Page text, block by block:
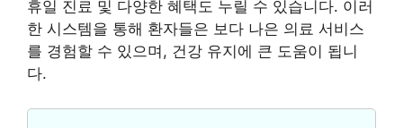
휴일 진료 및 다양한 혜택도 누릴 수 있습니다. 이러
한 시스템을 통해 환자들은 보다 나은 의료 서비스
를 경험할 수 있으며, 건강 유지에 큰 도움이 됩니
다.